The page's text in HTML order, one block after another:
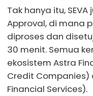
Tak hanya itu,
Approval, di mana
diproses dan
30 menit. Semua
ekosistem Astra
Credit Companies)
Financial Services).